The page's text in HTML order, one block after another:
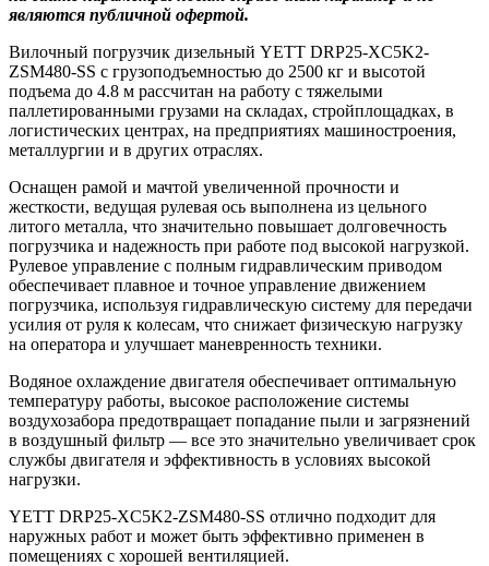
являются публичной офертой.
Вилочный погрузчик дизельный YETT DRP25-XC5K2-
ZSM480-SS с грузоподъемностью до 2500 кг и высотой
подъема до 4.8 м рассчитан на работу с тяжелыми
паллетированными грузами на складах, стройплощадках, в
логистических центрах, на предприятиях машиностроения,
металлургии и в других отраслях.
Оснащен рамой и мачтой увеличенной прочности и
жесткости, ведущая рулевая ось выполнена из цельного
литого металла, что значительно повышает долговечность
погрузчика и надежность при работе под высокой нагрузкой.
Рулевое управление с полным гидравлическим приводом
обеспечивает плавное и точное управление движением
погрузчика, используя гидравлическую систему для передачи
усилия от руля к колесам, что снижает физическую нагрузку
на оператора и улучшает маневренность техники.
Водяное охлаждение двигателя обеспечивает оптимальную
температуру работы, высокое расположение системы
воздухозабора предотвращает попадание пыли и загрязнений
в воздушный фильтр — все это значительно увеличивает срок
службы двигателя и эффективность в условиях высокой
нагрузки.
YETT DRP25-XC5K2-ZSM480-SS отлично подходит для
наружных работ и может быть эффективно применен в
помещениях с хорошей вентиляцией.